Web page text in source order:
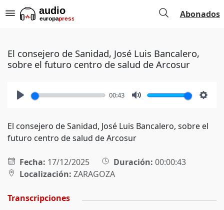
Abonados
El consejero de Sanidad, José Luis Bancalero,
sobre el futuro centro de salud de Arcosur
00:43
El consejero de Sanidad, José Luis Bancalero, sobre el
futuro centro de salud de Arcosur
Fecha: 17/12/2025 Duración: 00:00:43
Localización: ZARAGOZA
Transcripciones